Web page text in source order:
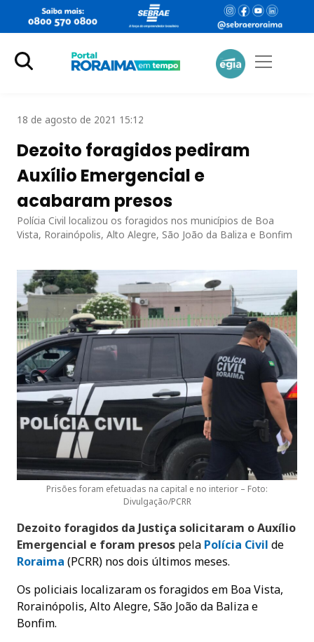
18 de agosto de 2021 15:12
Dezoito foragidos pediram
Auxílio Emergencial e
acabaram presos
Polícia Civil localizou os foragidos nos municípios de Boa
Vista, Rorainópolis, Alto Alegre, São João da Baliza e Bonfim
Prisões foram efetuadas na capital e no interior – Foto:
Divulgação/PCRR
Dezoito foragidos da Justiça solicitaram o Auxílio
Emergencial e foram presos pela Polícia Civil de
Roraima (PCRR) nos dois últimos meses.
Os policiais localizaram os foragidos em Boa Vista,
Rorainópolis, Alto Alegre, São João da Baliza e
Bonfim.